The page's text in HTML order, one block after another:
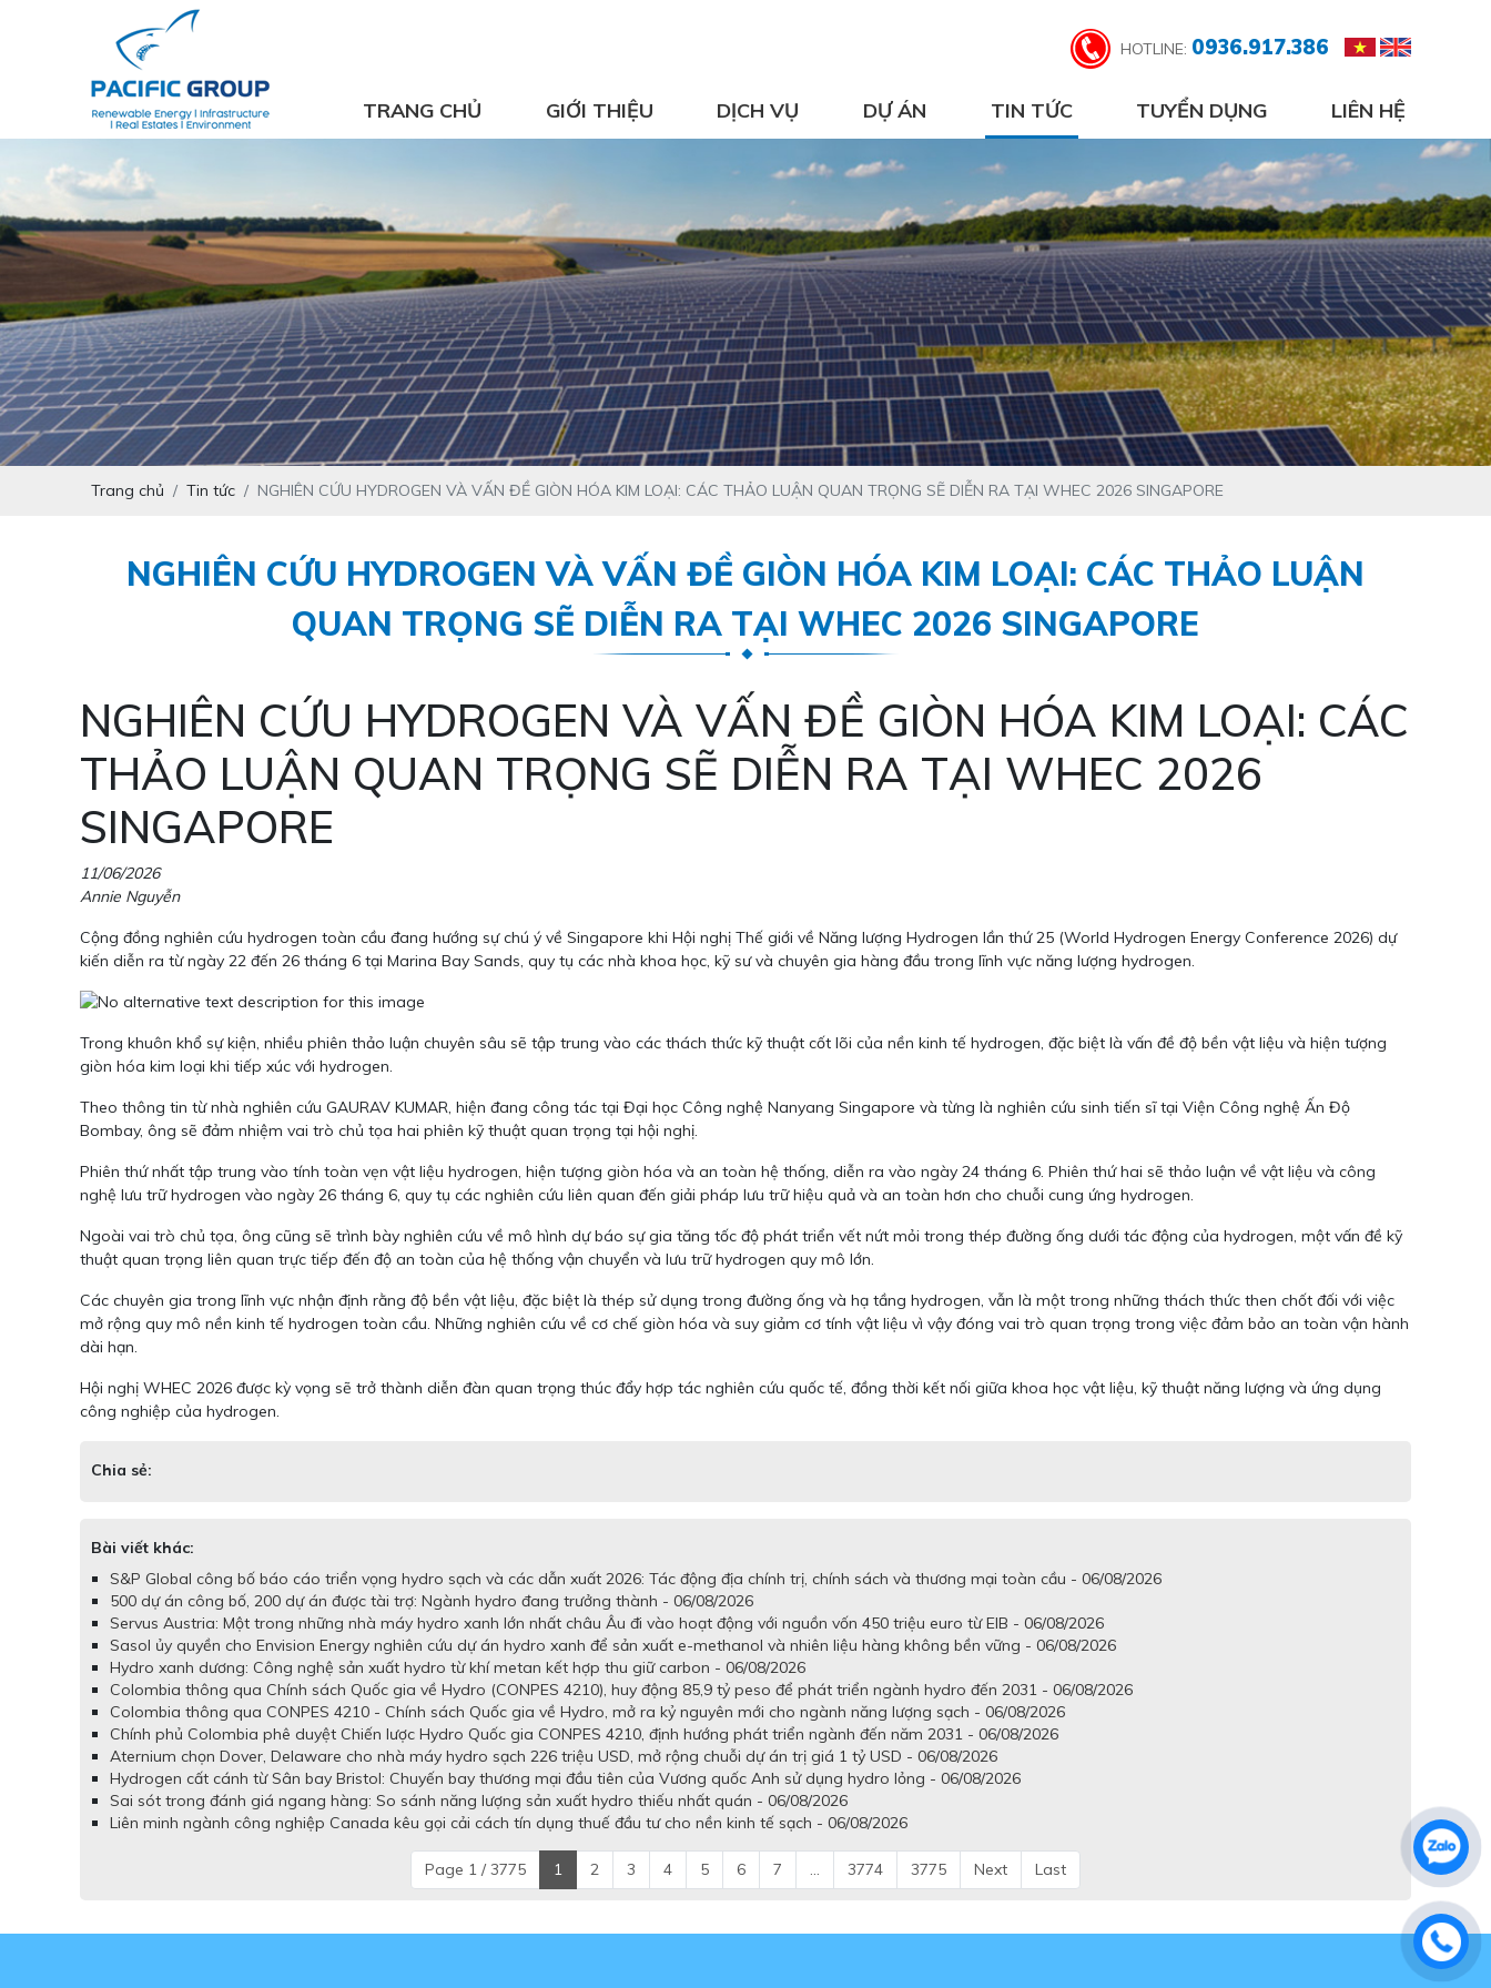
HOTLINE: 0936.917.386
TRANG CHỦ GIỚI THIỆU DỊCH VỤ DỰ ÁN TIN TỨC TUYỂN DỤNG LIÊN HỆ
Trang chủ Tin tức NGHIÊN CỨU HYDROGEN VÀ VẤN ĐỀ GIÒN HÓA KIM LOẠI: CÁC THẢO LUẬN QUAN TRỌNG SẼ DIỄN RA TẠI WHEC 2026 SINGAPORE
NGHIÊN CỨU HYDROGEN VÀ VẤN ĐỀ GIÒN HÓA KIM LOẠI: CÁC THẢO LUẬN
QUAN TRỌNG SẼ DIỄN RA TẠI WHEC 2026 SINGAPORE
NGHIÊN CỨU HYDROGEN VÀ VẤN ĐỀ GIÒN HÓA KIM LOẠI: CÁC
THẢO LUẬN QUAN TRỌNG SẼ DIỄN RA TẠI WHEC 2026
SINGAPORE
11/06/2026
Annie Nguyễn
Cộng đồng nghiên cứu hydrogen toàn cầu đang hướng sự chú ý về Singapore khi Hội nghị Thế giới về Năng lượng Hydrogen lần thứ 25 (World Hydrogen Energy Conference 2026) dự
kiến diễn ra từ ngày 22 đến 26 tháng 6 tại Marina Bay Sands, quy tụ các nhà khoa học, kỹ sư và chuyên gia hàng đầu trong lĩnh vực năng lượng hydrogen.
Trong khuôn khổ sự kiện, nhiều phiên thảo luận chuyên sâu sẽ tập trung vào các thách thức kỹ thuật cốt lõi của nền kinh tế hydrogen, đặc biệt là vấn đề độ bền vật liệu và hiện tượng
giòn hóa kim loại khi tiếp xúc với hydrogen.
Theo thông tin từ nhà nghiên cứu GAURAV KUMAR, hiện đang công tác tại Đại học Công nghệ Nanyang Singapore và từng là nghiên cứu sinh tiến sĩ tại Viện Công nghệ Ấn Độ
Bombay, ông sẽ đảm nhiệm vai trò chủ tọa hai phiên kỹ thuật quan trọng tại hội nghị.
Phiên thứ nhất tập trung vào tính toàn vẹn vật liệu hydrogen, hiện tượng giòn hóa và an toàn hệ thống, diễn ra vào ngày 24 tháng 6. Phiên thứ hai sẽ thảo luận về vật liệu và công
nghệ lưu trữ hydrogen vào ngày 26 tháng 6, quy tụ các nghiên cứu liên quan đến giải pháp lưu trữ hiệu quả và an toàn hơn cho chuỗi cung ứng hydrogen.
Ngoài vai trò chủ tọa, ông cũng sẽ trình bày nghiên cứu về mô hình dự báo sự gia tăng tốc độ phát triển vết nứt mỏi trong thép đường ống dưới tác động của hydrogen, một vấn đề kỹ
thuật quan trọng liên quan trực tiếp đến độ an toàn của hệ thống vận chuyển và lưu trữ hydrogen quy mô lớn.
Các chuyên gia trong lĩnh vực nhận định rằng độ bền vật liệu, đặc biệt là thép sử dụng trong đường ống và hạ tầng hydrogen, vẫn là một trong những thách thức then chốt đối với việc
mở rộng quy mô nền kinh tế hydrogen toàn cầu. Những nghiên cứu về cơ chế giòn hóa và suy giảm cơ tính vật liệu vì vậy đóng vai trò quan trọng trong việc đảm bảo an toàn vận hành
dài hạn.
Hội nghị WHEC 2026 được kỳ vọng sẽ trở thành diễn đàn quan trọng thúc đẩy hợp tác nghiên cứu quốc tế, đồng thời kết nối giữa khoa học vật liệu, kỹ thuật năng lượng và ứng dụng
công nghiệp của hydrogen.
Chia sẻ:
Bài viết khác:
S&P Global công bố báo cáo triển vọng hydro sạch và các dẫn xuất 2026: Tác động địa chính trị, chính sách và thương mại toàn cầu - 06/08/2026
500 dự án công bố, 200 dự án được tài trợ: Ngành hydro đang trưởng thành - 06/08/2026
Servus Austria: Một trong những nhà máy hydro xanh lớn nhất châu Âu đi vào hoạt động với nguồn vốn 450 triệu euro từ EIB - 06/08/2026
Sasol ủy quyền cho Envision Energy nghiên cứu dự án hydro xanh để sản xuất e-methanol và nhiên liệu hàng không bền vững - 06/08/2026
Hydro xanh dương: Công nghệ sản xuất hydro từ khí metan kết hợp thu giữ carbon - 06/08/2026
Colombia thông qua Chính sách Quốc gia về Hydro (CONPES 4210), huy động 85,9 tỷ peso để phát triển ngành hydro đến 2031 - 06/08/2026
Colombia thông qua CONPES 4210 - Chính sách Quốc gia về Hydro, mở ra kỷ nguyên mới cho ngành năng lượng sạch - 06/08/2026
Chính phủ Colombia phê duyệt Chiến lược Hydro Quốc gia CONPES 4210, định hướng phát triển ngành đến năm 2031 - 06/08/2026
Aternium chọn Dover, Delaware cho nhà máy hydro sạch 226 triệu USD, mở rộng chuỗi dự án trị giá 1 tỷ USD - 06/08/2026
Hydrogen cất cánh từ Sân bay Bristol: Chuyến bay thương mại đầu tiên của Vương quốc Anh sử dụng hydro lỏng - 06/08/2026
Sai sót trong đánh giá ngang hàng: So sánh năng lượng sản xuất hydro thiếu nhất quán - 06/08/2026
Liên minh ngành công nghiệp Canada kêu gọi cải cách tín dụng thuế đầu tư cho nền kinh tế sạch - 06/08/2026
Page 1 / 3775 1 2 3 4 5 6 7 ... 3774 3775 Next Last